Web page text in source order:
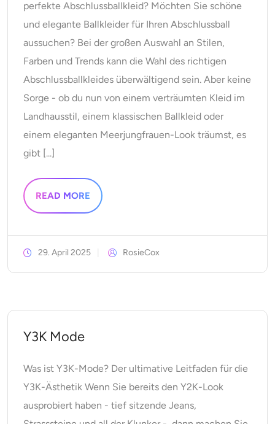
perfekte Abschlussballkleid? Möchten Sie schöne
und elegante Ballkleider für Ihren Abschlussball
aussuchen? Bei der großen Auswahl an Stilen,
Farben und Trends kann die Wahl des richtigen
Abschlussballkleides überwältigend sein. Aber keine
Sorge - ob du nun von einem verträumten Kleid im
Landhausstil, einem klassischen Ballkleid oder
einem eleganten Meerjungfrauen-Look träumst, es
gibt [...]
READ MORE
29. April 2025 RosieCox
Y3K Mode
Was ist Y3K-Mode? Der ultimative Leitfaden für die
Y3K-Ästhetik Wenn Sie bereits den Y2K-Look
ausprobiert haben - tief sitzende Jeans,